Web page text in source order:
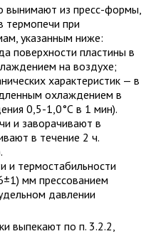
вынимают из пресс-формы,
термопечи при
указанным ниже:
поверхности пластины в
на воздухе;
характеристик — в
охлаждением в
0,5-1,0°С в 1 мин).
и заворачивают в
в течение 2 ч.
и термостабильности
мм прессованием
давлении
выпекают по п. 3.2.2,